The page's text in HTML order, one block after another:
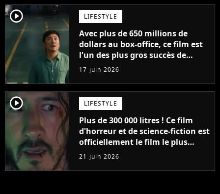
player2 LIFESTYLE
Avec plus de 650 millions de
dollars au box-office, ce film est
l'un des plus gros succès de
2026... et vous ne pourrez
probablement jamais le voir en
France
17 juin 2026
player2 LIFESTYLE
Plus de 300 000 litres ! Ce film
d'horreur et de science-fiction est
officiellement le film le plus
sanglant de tous les temps
21 juin 2026